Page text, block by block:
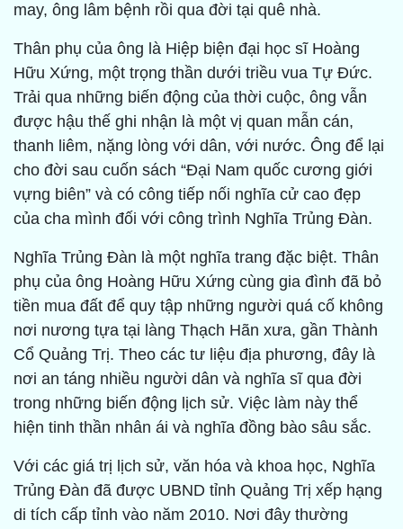
may, ông lâm bệnh rồi qua đời tại quê nhà.
Thân phụ của ông là Hiệp biện đại học sĩ Hoàng
Hữu Xứng, một trọng thần dưới triều vua Tự Đức.
Trải qua những biến động của thời cuộc, ông vẫn
được hậu thế ghi nhận là một vị quan mẫn cán,
thanh liêm, nặng lòng với dân, với nước. Ông để lại
cho đời sau cuốn sách “Đại Nam quốc cương giới
vựng biên” và có công tiếp nối nghĩa cử cao đẹp
của cha mình đối với công trình Nghĩa Trủng Đàn.
Nghĩa Trủng Đàn là một nghĩa trang đặc biệt. Thân
phụ của ông Hoàng Hữu Xứng cùng gia đình đã bỏ
tiền mua đất để quy tập những người quá cố không
nơi nương tựa tại làng Thạch Hãn xưa, gần Thành
Cổ Quảng Trị. Theo các tư liệu địa phương, đây là
nơi an táng nhiều người dân và nghĩa sĩ qua đời
trong những biến động lịch sử. Việc làm này thể
hiện tinh thần nhân ái và nghĩa đồng bào sâu sắc.
Với các giá trị lịch sử, văn hóa và khoa học, Nghĩa
Trủng Đàn đã được UBND tỉnh Quảng Trị xếp hạng
di tích cấp tỉnh vào năm 2010. Nơi đây thường